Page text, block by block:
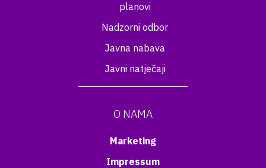
planovi
Nadzorni odbor
Javna nabava
Javni natječaji
O NAMA
Marketing
Impressum